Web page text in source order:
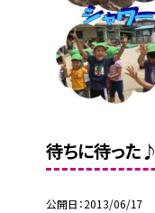
待ちに待った♪
公開日 2013/06/17